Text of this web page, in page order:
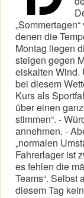
denen die
Montag liegen
steigen gegen
eiskalten Wind.
bei diesem
Kurs als
über einen
stimmen“. -
annehmen. -
„normalen
Fahrerlager ist
es fehlen die
Teams“. Selbst
diesem Tag